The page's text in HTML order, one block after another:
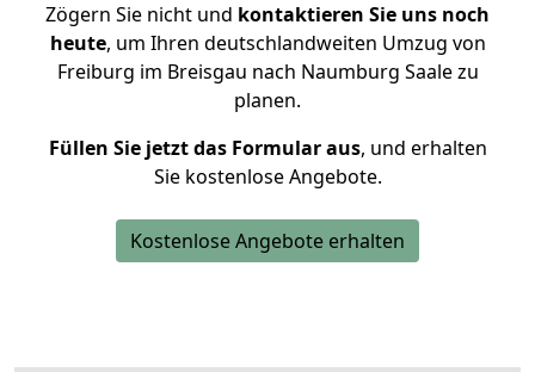
Zögern Sie nicht und kontaktieren Sie uns noch
heute, um Ihren deutschlandweiten Umzug von
Freiburg im Breisgau nach Naumburg Saale zu
planen.
Füllen Sie jetzt das Formular aus, und erhalten
Sie kostenlose Angebote.
Kostenlose Angebote erhalten